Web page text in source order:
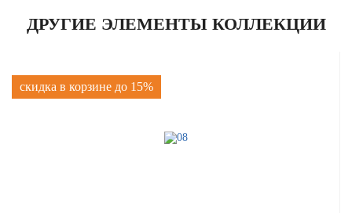
ДРУГИЕ ЭЛЕМЕНТЫ КОЛЛЕКЦИИ
скидка в корзине до 15%